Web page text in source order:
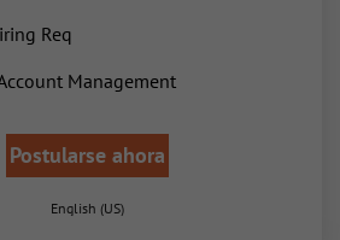
Req
Management
Postularse ahora
English (US)